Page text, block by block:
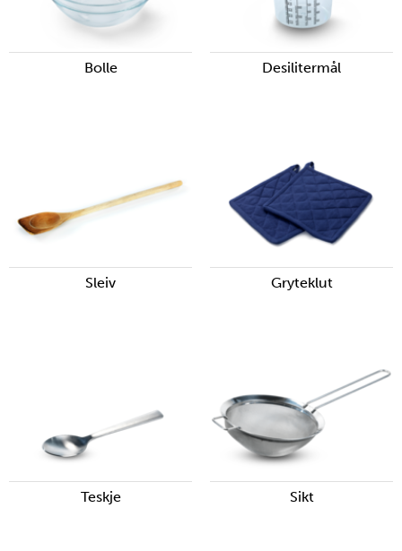
Bolle Desilitermål
Sleiv Gryteklut
Teskje Sikt